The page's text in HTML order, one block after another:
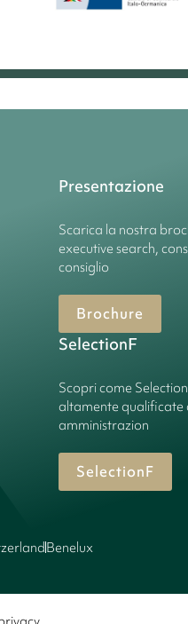
Presentazione
Scarica la nostra
executive search,
consiglio
Brochure
SelectionF
Scopri come
altamente qualificate
amministrazion
SelectionF
Benelux